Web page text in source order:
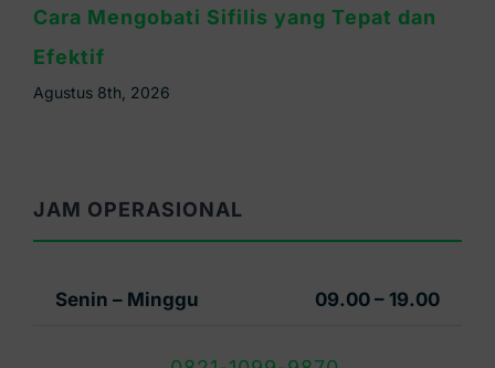
Lebih Bahaya Sifilis atau HIV? Ini
Penjelasannya
Agustus 6th, 2026
JAM OPERASIONAL
Senin – Minggu 09.00 – 19.00